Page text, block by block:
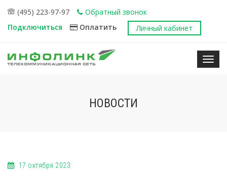
(495) 223-97-97
Обратный звонок
Подключиться
Оплатить Личный кабинет
НОВОСТИ
17 октября 2023